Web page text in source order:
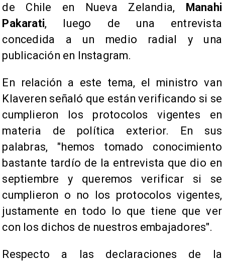
de Chile en Nueva Zelandia, Manahi
Pakarati, luego de una entrevista
concedida a un medio radial y una
publicación en Instagram.
En relación a este tema, el ministro van
Klaveren señaló que están verificando si se
cumplieron los protocolos vigentes en
materia de política exterior. En sus
palabras, "hemos tomado conocimiento
bastante tardío de la entrevista que dio en
septiembre y queremos verificar si se
cumplieron o no los protocolos vigentes,
justamente en todo lo que tiene que ver
con los dichos de nuestros embajadores".
Respecto a las declaraciones de la